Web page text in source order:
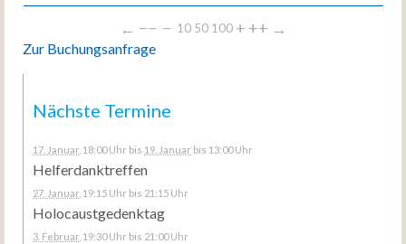
← −− − 10 50 100 + ++ →
Zur Buchungsanfrage
Nächste Termine
17. Januar , 18:00 Uhr bis 19. Januar bis 13:00 Uhr
Helferdanktreffen
27. Januar , 19:15 Uhr bis 21:15 Uhr
Holocaustgedenktag
3. Februar , 19:30 Uhr bis 21:00 Uhr